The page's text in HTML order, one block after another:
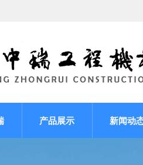
产品展示 新闻动